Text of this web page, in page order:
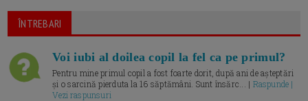
ÎNTREBARI
Voi iubi al doilea copil la fel ca pe primul?
Pentru mine primul copil a fost foarte dorit, după ani de așteptări
și o sarcină pierduta la 16 săptămâni. Sunt însărc... | Raspunde |
Vezi raspunsuri